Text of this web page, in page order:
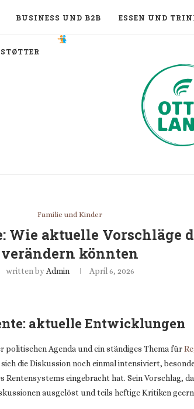
BUSINESS UND B2B ESSEN UND
Familie und Kinder
Wie aktuelle Vorschläge
verändern könnten
written by Admin April 6, 2026
aktuelle Entwicklungen
politischen Agenda und ein ständiges Thema für
die Diskussion noch einmal intensiviert,
Rentensystems eingebracht hat. Sein Vorschlag,
ausgelöst und teils heftige Kritiken